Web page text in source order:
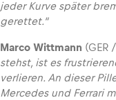
jeder Kurve später
gerettet.“
Marco Wittmann (GER
stehst, ist es
verlieren. An dieser
Mercedes und Ferrari